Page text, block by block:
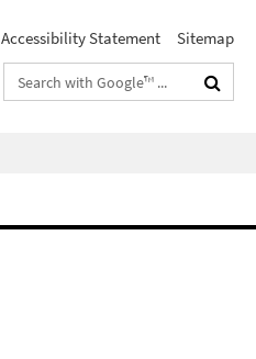
Accessibility Statement
Sitemap
Search
terms